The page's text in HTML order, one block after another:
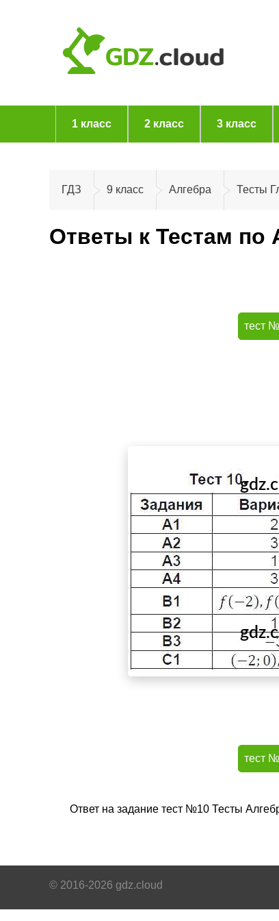
1 класс 2 класс 3 класс
ГДЗ 9 класс Алгебра Тесты
Ответы к Тестам по
тест
тест
Ответ на задание тест №10 Тесты
© 2016-2026 gdz.cloud